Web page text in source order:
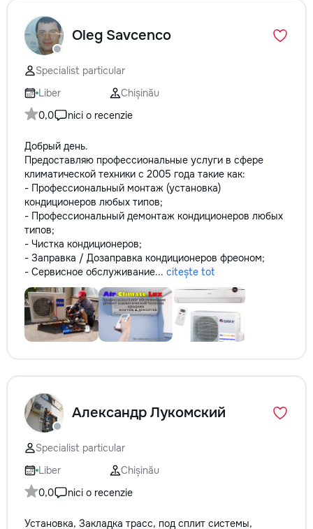
Oleg Savcenco
Specialist particular
Liber
Chișinău
0,0
nici o recenzie
Добрый день.
Предоставляю профессиональные услуги в сфере
климатической техники с 2005 года такие как:
- Профессиональный монтаж (установка)
кондиционеров любых типов;
- Профессиональный демонтаж кондиционеров любых
типов;
- Чистка кондиционеров;
- Заправка / Дозаправка кондиционеров фреоном;
- Сервисное обслуживание... citește tot
Александр Лукомский
Specialist particular
Liber
Chișinău
0,0
nici o recenzie
Установка, Закладка трасс, под сплит системы,